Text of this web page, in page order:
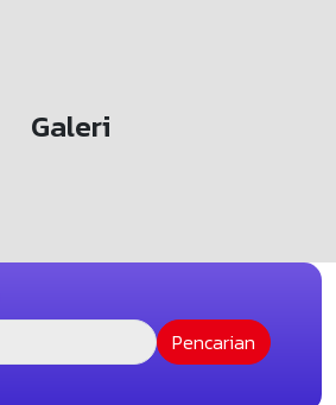
Galeri